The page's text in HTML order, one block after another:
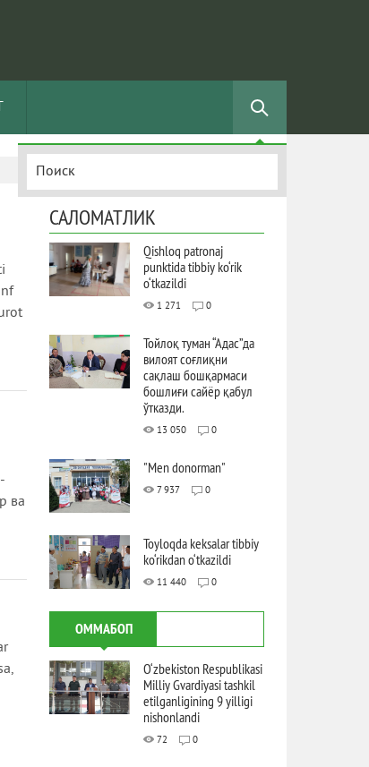
ва
САЛОМАТЛИК
Qishloq patronaj
punktida tibbiy ko‘rik
o‘tkazildi
1 271 0
Тойлоқ туман “Адас”да
вилоят соғлиқни
сақлаш бошқармаси
бошлиғи сайёр қабул
ўтказди.
13 050 0
"Men donorman"
7 937 0
Toyloqda keksalar tibbiy
ko‘rikdan o‘tkazildi
11 440 0
ОММАБОП
O‘zbekiston Respublikasi
Milliy Gvardiyasi tashkil
etilganligining 9 yilligi
nishonlandi
72 0